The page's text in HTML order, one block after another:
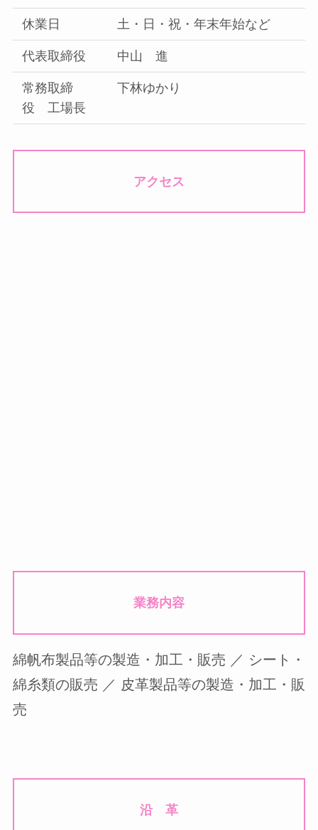
休業日 土・日・祝・年末年始など
代表取締役 中山 進
常務取締
役 工場長
下林ゆかり
アクセス
業務内容
綿帆布製品等の製造・加工・販売 ／ シート・
綿糸類の販売 ／ 皮革製品等の製造・加工・販
売
沿 革